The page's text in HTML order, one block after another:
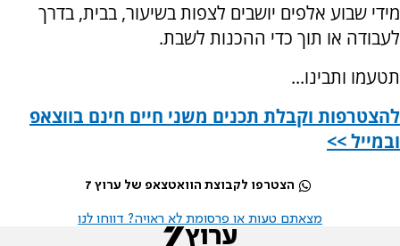
מידי שבוע אלפים יושבים לצפות בשיעור, בבית, בדרך
לעבודה או תוך כדי ההכנות לשבת.
תטעמו ותבינו...
להצטרפות וקבלת תכנים משני חיים חינם בווצאפ
ובמייל >>
הצטרפו לקבוצת הוואטצאפ של ערוץ 7
מצאתם טעות או פרסומת לא ראויה? דווחו לנו